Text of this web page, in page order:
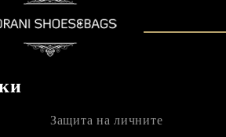
Защита на личните